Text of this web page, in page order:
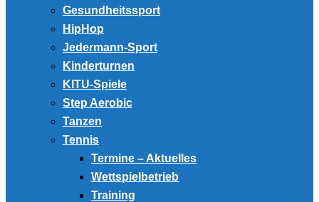
Gesundheitssport
HipHop
Jedermann-Sport
Kinderturnen
KITU-Spiele
Step Aerobic
Tanzen
Tennis
Termine – Aktuelles
Wettspielbetrieb
Training